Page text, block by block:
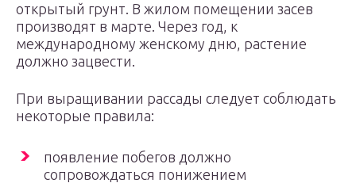
открытый грунт. В жилом помещении засев
производят в марте. Через год, к
международному женскому дню, растение
должно зацвести.
При выращивании рассады следует соблюдать
некоторые правила:
появление побегов должно
сопровождаться понижением